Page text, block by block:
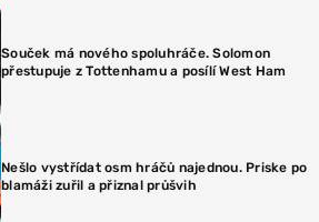
Souček má nového spoluhráče. Solomon
přestupuje z Tottenhamu a posílí West Ham
Nešlo vystřídat osm hráčů najednou. Priske po
blamáži zuřil a přiznal průšvih